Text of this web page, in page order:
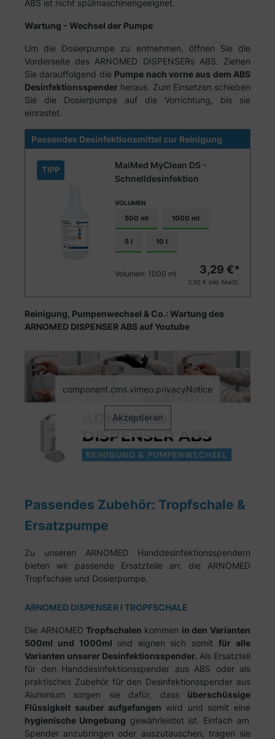
ABS ist nicht spülmaschinengeeignet.
Wartung - Wechsel der Pumpe
Um die Dosierpumpe zu entnehmen, öffnen Sie die
Vorderseite des ARNOMED DISPENSERs ABS. Ziehen
Sie darauffolgend die Pumpe nach vorne aus dem ABS
Desinfektionsspender heraus. Zum Einsetzen schieben
Sie die Dosierpumpe auf die Vorrichtung, bis sie
einrastet.
Passendes Desinfektionsmittel zur Reinigung
TIPP
MaiMed MyClean DS -
Schnelldesinfektion
VOLUMEN
500 ml 1000 ml
5 l 10 l
Volumen: 1000 ml 3,29 €*
3,92 € inkl. MwSt.
Reinigung, Pumpenwechsel & Co.: Wartung des
ARNOMED DISPENSER ABS auf Youtube
component.cms.vimeo.privacyNotice
Akzeptieren
Passendes Zubehör: Tropfschale &
Ersatzpumpe
Zu unseren ARNOMED Handdesinfektionsspendern
bieten wir passende Ersatzteile an: die ARNOMED
Tropfschale und Dosierpumpe.
ARNOMED DISPENSER I TROPFSCHALE
Die ARNOMEDTropfschalen kommen in den Varianten
500ml und 1000ml und eignen sich somitfür alle
Varianten unserer Desinfektionsspender. Als Ersatzteil
für den Handdesinfektionsspender aus ABS oder als
praktisches Zubehör für den Desinfektionsspender aus
Aluminium sorgen sie dafür, dass überschüssige
Flüssigkeit sauber aufgefangen wird und somit eine
hygienische Umgebung gewährleistet ist. Einfach am
Spender anzubringen oder auszutauschen, tragen sie